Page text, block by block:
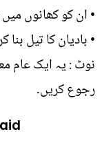
• ان کو کھانوں
• بادیان کا تیل
نوٹ : یہ ایک عام
رجوع کریں۔